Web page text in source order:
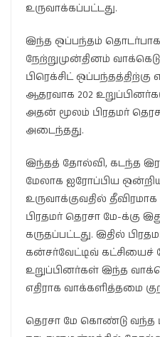
உருவாக்கப்பட்டது.
இந்த ஒப்பந்தம்
நேற்றுமுன்தினம்
பிரெக்சிட் ஒப்பந்தத்திற்கு
ஆதரவாக 202
அதன் மூலம் பிரதமர்
அடைந்தது.
இந்தத் தோல்வி, கடந்த
மேலாக ஐரோப்பிய
உருவாக்குவதில்
பிரதமர் தெரசா மே-க்கு
கருதப்பட்டது. இதில்
கன்சர்வேட்டிவ் கட்சியைச்
உறுப்பினர்கள் இந்த
எதிராக வாக்களித்தமை
தெரசா மே கொண்டு வந்த